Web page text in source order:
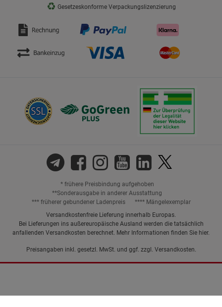
♻ Gesetzeskonforme Verpackungslizenzierung
* frühere Preisbindung aufgehoben
**Sonderausgabe in anderer Ausstattung
*** früherer gebundener Ladenpreis
**** Mängelexemplar
Versandkostenfreie Lieferung innerhalb Europas.
Bei Lieferungen ins außereuropäische Ausland werden die tatsächlich
anfallenden Versandkosten berechnet. Mehr Informationen finden Sie hier.
Preisangaben inkl. gesetzl. MwSt. und ggf. zzgl. Versandkosten.